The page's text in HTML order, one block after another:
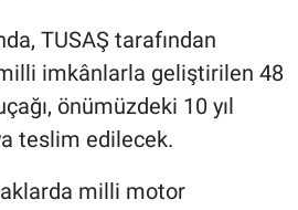
TUSAŞ tarafından
imkânlarla geliştirilen 48
önümüzdeki 10 yıl
teslim edilecek.
milli motor